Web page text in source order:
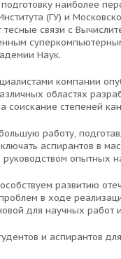
наиболее
(ГУ) и
связи с
Наук.
компании
областях
соискание степеней
работу,
аспирантов в
опытных
развитию
в ходе
для научных работ
и аспирантов